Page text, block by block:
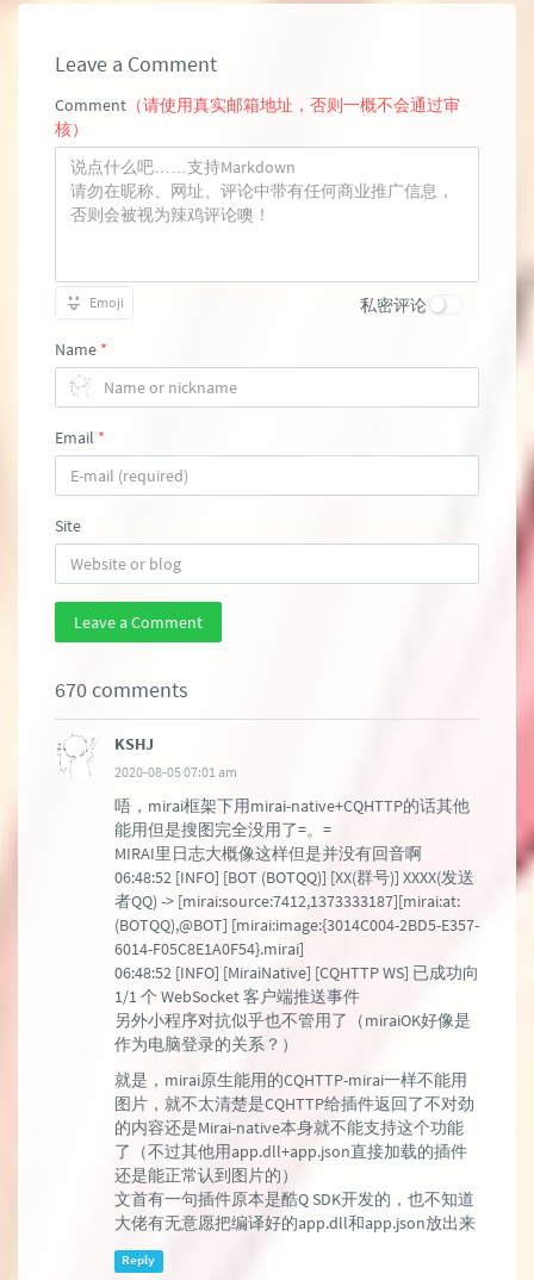
Leave a Comment
Comment （请使用真实邮箱地址，否则一概不会通过审
核）
Emoji 私密评论
Name *
Email *
Site
Leave a Comment
670 comments
KSHJ
2020-08-05 07:01 am
唔，mirai框架下用mirai-native+CQHTTP的话其他
能用但是搜图完全没用了=。=
MIRAI里日志大概像这样但是并没有回音啊
06:48:52 [INFO] [BOT (BOTQQ)] [XX(群号)] XXXX(发送
者QQ) -> [mirai:source:7412,1373333187][mirai:at:
(BOTQQ),@BOT] [mirai:image:{3014C004-2BD5-E357-
6014-F05C8E1A0F54}.mirai]
06:48:52 [INFO] [MiraiNative] [CQHTTP WS] 已成功向
1/1 个 WebSocket 客户端推送事件
另外小程序对抗似乎也不管用了（miraiOK好像是
作为电脑登录的关系？）
就是，mirai原生能用的CQHTTP-mirai一样不能用
图片，就不太清楚是CQHTTP给插件返回了不对劲
的内容还是Mirai-native本身就不能支持这个功能
了（不过其他用app.dll+app.json直接加载的插件
还是能正常认到图片的）
文首有一句插件原本是酷Q SDK开发的，也不知道
大佬有无意愿把编译好的app.dll和app.json放出来
Reply